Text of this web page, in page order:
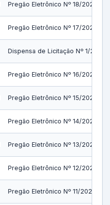
Pregão Eletrônico Nº 18/2023
Pregão Eletrônico Nº 17/2023
Dispensa de Licitação Nº 1/2023
Pregão Eletrônico Nº 16/2023
Pregão Eletrônico Nº 15/2023
Pregão Eletrônico Nº 14/2023
Pregão Eletrônico Nº 13/2023
Pregão Eletrônico Nº 12/2023
Pregão Eletrônico Nº 11/2023